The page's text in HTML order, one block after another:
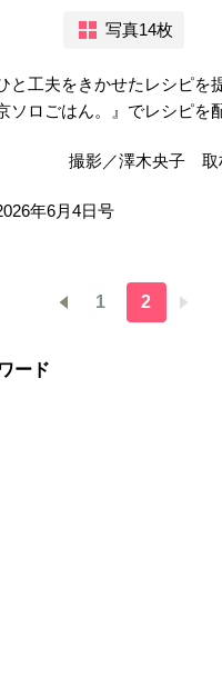
写真14枚
と工夫をきかせたレシピを
ソロごはん。』でレシピを
撮影／澤木央子 取
年6月4日号
1 2
ード